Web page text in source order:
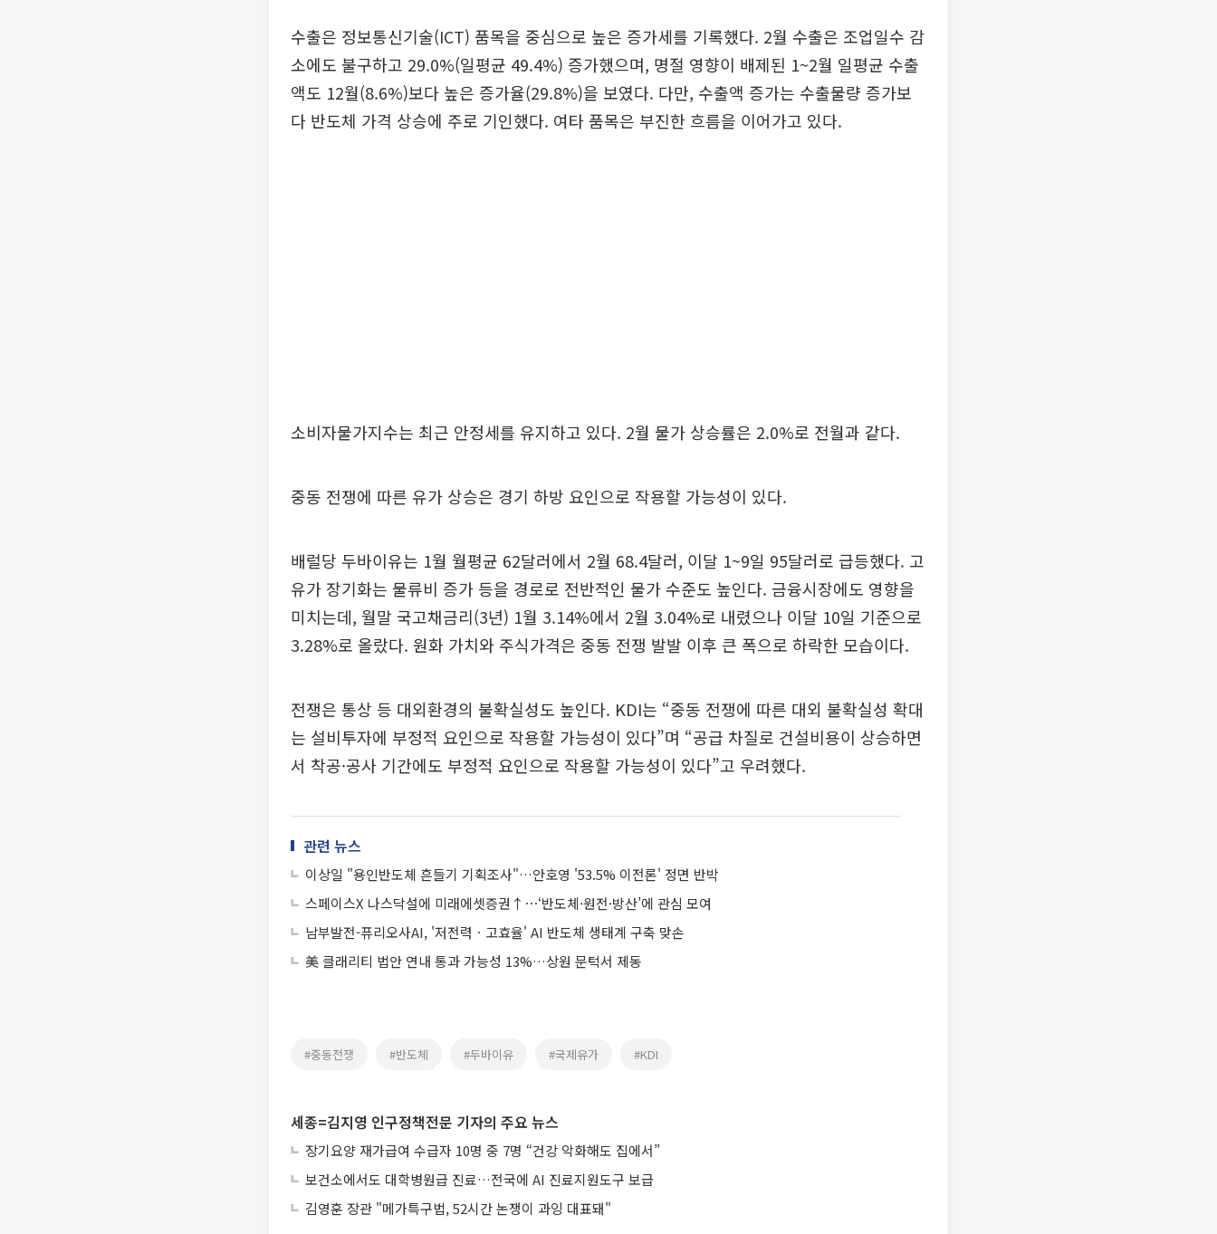
수출은 정보통신기술(ICT) 품목을 중심으로 높은 증가세를 기록했다. 2월 수출은 조업일수 감
소에도 불구하고 29.0%(일평균 49.4%) 증가했으며, 명절 영향이 배제된 1~2월 일평균 수출
액도 12월(8.6%)보다 높은 증가율(29.8%)을 보였다. 다만, 수출액 증가는 수출물량 증가보
다 반도체 가격 상승에 주로 기인했다. 여타 품목은 부진한 흐름을 이어가고 있다.
소비자물가지수는 최근 안정세를 유지하고 있다. 2월 물가 상승률은 2.0%로 전월과 같다.
중동 전쟁에 따른 유가 상승은 경기 하방 요인으로 작용할 가능성이 있다.
배럴당 두바이유는 1월 월평균 62달러에서 2월 68.4달러, 이달 1~9일 95달러로 급등했다. 고
유가 장기화는 물류비 증가 등을 경로로 전반적인 물가 수준도 높인다. 금융시장에도 영향을
미치는데, 월말 국고채금리(3년) 1월 3.14%에서 2월 3.04%로 내렸으나 이달 10일 기준으로
3.28%로 올랐다. 원화 가치와 주식가격은 중동 전쟁 발발 이후 큰 폭으로 하락한 모습이다.
전쟁은 통상 등 대외환경의 불확실성도 높인다. KDI는 “중동 전쟁에 따른 대외 불확실성 확대
는 설비투자에 부정적 요인으로 작용할 가능성이 있다”며 “공급 차질로 건설비용이 상승하면
서 착공·공사 기간에도 부정적 요인으로 작용할 가능성이 있다”고 우려했다.
관련 뉴스
이상일 "용인반도체 흔들기 기획조사"…안호영 '53.5% 이전론' 정면 반박
스페이스X 나스닥설에 미래에셋증권↑⋯‘반도체·원전·방산’에 관심 모여
남부발전-퓨리오사AI, '저전력ㆍ고효율' AI 반도체 생태계 구축 맞손
美 클래리티 법안 연내 통과 가능성 13%…상원 문턱서 제동
#중동전쟁 #반도체 #두바이유 #국제유가 #KDI
세종=김지영 인구정책전문 기자의 주요 뉴스
장기요양 재가급여 수급자 10명 중 7명 “건강 악화해도 집에서”
보건소에서도 대학병원급 진료…전국에 AI 진료지원도구 보급
김영훈 장관 "메가특구법, 52시간 논쟁이 과잉 대표돼"